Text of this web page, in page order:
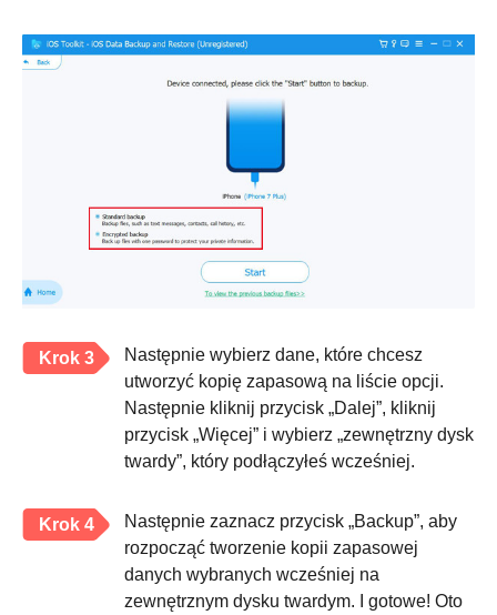
Krok 3
Następnie wybierz dane, które chcesz
utworzyć kopię zapasową na liście opcji.
Następnie kliknij przycisk „Dalej”, kliknij
przycisk „Więcej” i wybierz „zewnętrzny dysk
twardy”, który podłączyłeś wcześniej.
Krok 4
Następnie zaznacz przycisk „Backup”, aby
rozpocząć tworzenie kopii zapasowej
danych wybranych wcześniej na
zewnętrznym dysku twardym. I gotowe! Oto